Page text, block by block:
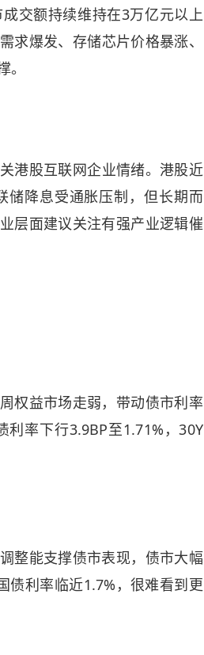
交额持续维持在3万亿元以上
求爆发、存储芯片价格暴涨、
港股互联网企业情绪。港股近
储降息受通胀压制，但长期而
层面建议关注有强产业逻辑催
权益市场走弱，带动债市利率
利率下行3.9BP至1.71%，30Y
整能支撑债市表现，债市大幅
债利率临近1.7%，很难看到更